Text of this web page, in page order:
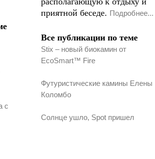
с
приятной беседе. Подробнее...
Все публикации по теме
Stix – новый биокамин от
EcoSmart™ Fire
Футуристические камины Елены
Коломбо
Солнце ушло, Spot пришел